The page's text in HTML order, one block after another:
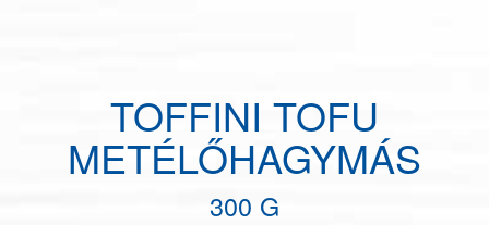
TOFFINI TOFU
METÉLŐHAGYMÁS
300 G